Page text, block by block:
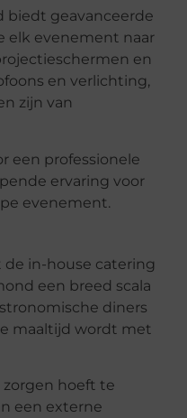
biedt geavanceerde
elk evenement naar
en
en verlichting,
zijn van
een professionele
ervaring voor
evenement.
de in-house catering
een breed scala
diners
maaltijd wordt met
hoeft te
een externe